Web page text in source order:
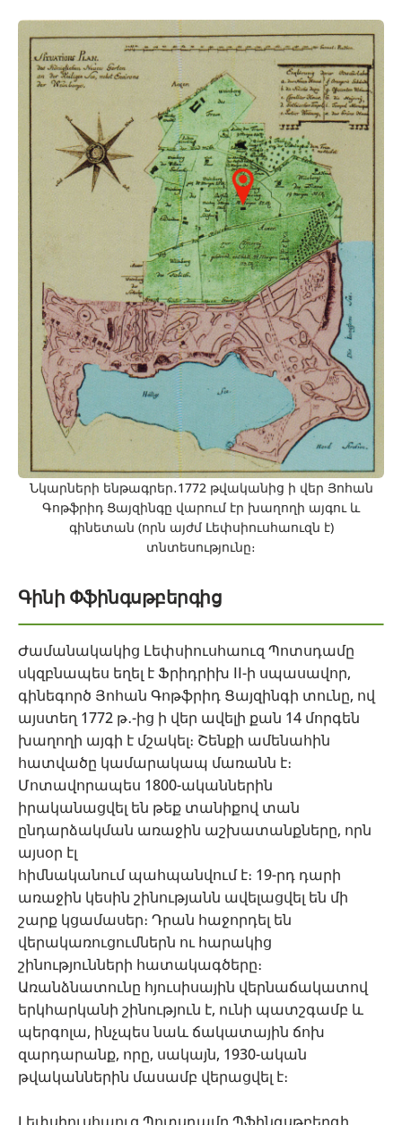
Գինի Փֆինգսթբերգից
Ժամանակակից Լեփսիուսհաուզ Պոտսդամը
սկզբնապես եղել է Ֆրիդրիխ II-ի սպասավոր,
գինեգործ Յոհան Գոթֆրիդ Ցայզինգի տունը, ով
այստեղ 1772 թ․-ից ի վեր ավելի քան 14 մորգեն
խաղողի այգի է մշակել։ Շենքի ամենահին
հատվածը կամարակապ մառանն է։
Մոտավորապես 1800-ականներին
իրականացվել են թեք տանիքով տան
ընդարձակման առաջին աշխատանքները, որն
այսօր էլ
հիմնականում պահպանվում է։ 19-րդ դարի
առաջին կեսին շինությանն ավելացվել են մի
շարք կցամասեր։ Դրան հաջորդել են
վերակառուցումներն ու հարակից
շինությունների հատակագծերը։
Առանձնատունը հյուսիսային վերնաճակատով
երկհարկանի շինություն է, ունի պատշգամբ և
պերգոլա, ինչպես նաև ճակատային ճոխ
զարդարանք, որը, սակայն, 1930-ական
թվականներին մասամբ վերացվել է։
Նկարների ենթագրեր․1772 թվականից ի վեր Յոհան
Գոթֆրիդ Ցայզինգը վարում էր խաղողի այգու և
գինետան (որն այժմ Լեփսիուսհաուզն է)
տնտեսությունը։